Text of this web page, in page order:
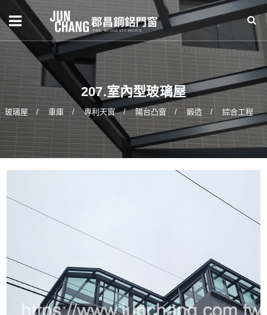
207.室內型玻璃屋
玻璃屋 車庫 專利天窗 陽台凸窗 鍛造 綜合工程